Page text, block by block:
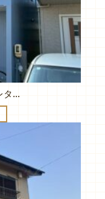
小牧市｜屋根塗装｜外壁塗装｜クレタグレー｜ブルーグレイ